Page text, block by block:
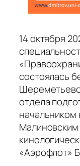
14 октября
состоялась
отдела
начальником
«Аэрофлот»